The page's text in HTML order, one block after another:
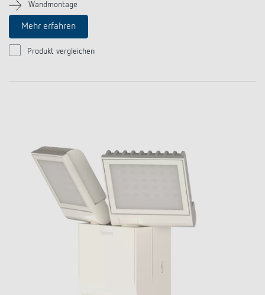
Wandmontage
Mehr erfahren
Produkt vergleichen